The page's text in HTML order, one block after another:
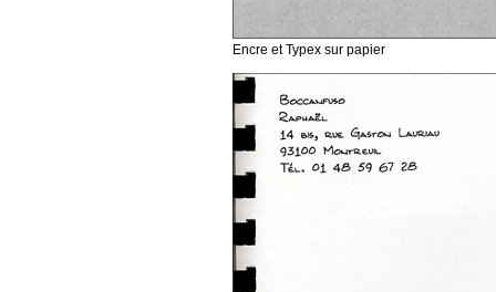
Encre et Typex sur papier